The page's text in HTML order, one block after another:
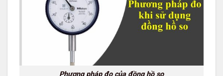
Phương pháp đo của đồng hồ so